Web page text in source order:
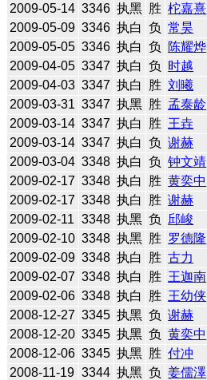
2009-05-14 3346 执黑 胜 柁嘉熹
2009-05-09 3346 执白 负 常昊
2009-05-05 3346 执白 负 陈耀烨
2009-04-05 3347 执白 负 时越
2009-04-03 3347 执白 胜 刘曦
2009-03-31 3347 执黑 胜 孟泰龄
2009-03-14 3347 执白 胜 王垚
2009-03-14 3347 执白 负 谢赫
2009-03-04 3348 执白 负 钟文靖
2009-02-17 3348 执白 胜 黄奕中
2009-02-17 3348 执白 胜 谢赫
2009-02-11 3348 执黑 负 邱峻
2009-02-10 3348 执黑 胜 罗德隆
2009-02-09 3348 执白 胜 古力
2009-02-07 3348 执白 胜 王迦南
2009-02-06 3348 执白 胜 王幼侠
2008-12-27 3345 执黑 负 谢赫
2008-12-20 3345 执黑 负 黄奕中
2008-12-06 3345 执黑 胜 付冲
2008-11-19 3344 执黑 负 姜儒澤